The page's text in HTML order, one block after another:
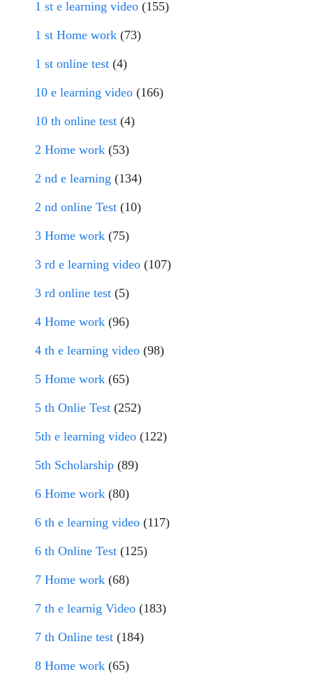
1 st e learning video (155)
1 st Home work (73)
1 st online test (4)
10 e learning video (166)
10 th online test (4)
2 Home work (53)
2 nd e learning (134)
2 nd online Test (10)
3 Home work (75)
3 rd e learning video (107)
3 rd online test (5)
4 Home work (96)
4 th e learning video (98)
5 Home work (65)
5 th Onlie Test (252)
5th e learning video (122)
5th Scholarship (89)
6 Home work (80)
6 th e learning video (117)
6 th Online Test (125)
7 Home work (68)
7 th e learnig Video (183)
7 th Online test (184)
8 Home work (65)